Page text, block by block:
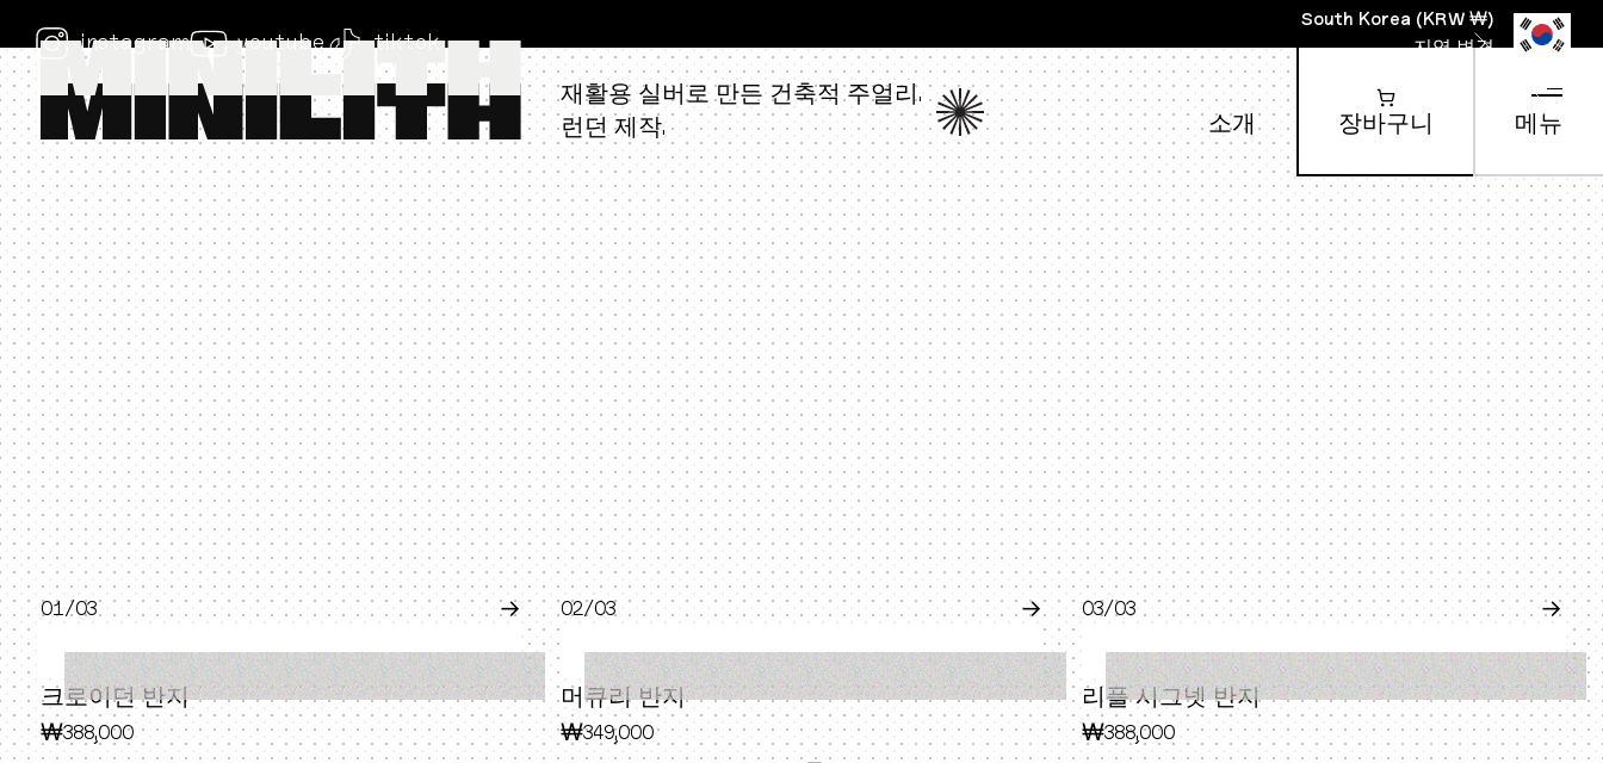
instagram youtube tiktok
South Korea (KRW ₩)
지역 변경
재활용 실버로 만든 건축적 주얼리.
런던 제작.
소개 장바구니 메뉴
01/03 →
크로이던 반지
₩388,000
02/03 →
머큐리 반지
₩349,000
03/03 →
리플 시그넷 반지
₩388,000